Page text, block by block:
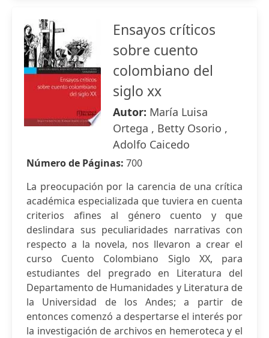
Ensayos críticos
sobre cuento
colombiano del
siglo xx
Autor: María Luisa
Ortega , Betty Osorio ,
Adolfo Caicedo
Número de Páginas: 700
La preocupación por la carencia de una crítica
académica especializada que tuviera en cuenta
criterios afines al género cuento y que
deslindara sus peculiaridades narrativas con
respecto a la novela, nos llevaron a crear el
curso Cuento Colombiano Siglo XX, para
estudiantes del pregrado en Literatura del
Departamento de Humanidades y Literatura de
la Universidad de los Andes; a partir de
entonces comenzó a despertarse el interés por
la investigación de archivos en hemeroteca y el